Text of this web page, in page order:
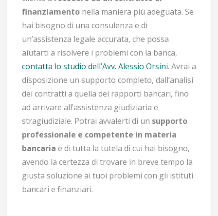
finanziamento nella maniera più adeguata. Se
hai bisogno di una consulenza e di
un’assistenza legale accurata, che possa
aiutarti a risolvere i problemi con la banca,
contatta lo studio dell’Avv. Alessio Orsini. Avrai a
disposizione un supporto completo, dall’analisi
dei contratti a quella dei rapporti bancari, fino
ad arrivare all’assistenza giudiziaria e
stragiudiziale. Potrai avvalerti di un supporto
professionale e competente in materia
bancaria e di tutta la tutela di cui hai bisogno,
avendo la certezza di trovare in breve tempo la
giusta soluzione ai tuoi problemi con gli istituti
bancari e finanziari.